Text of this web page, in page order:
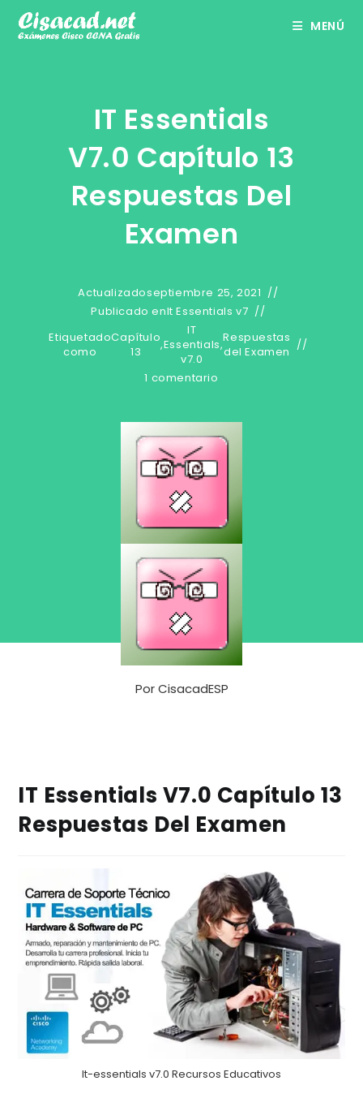
MENÚ
IT Essentials
V7.0 Capítulo 13
Respuestas Del
Examen
Actualizadoseptiembre 25, 2021
Publicado enIt Essentials v7
Etiquetado
como
Capítulo
13
,
IT
Essentials
v7.0
,Respuestas
del Examen
1 comentario
PorCisacadESP
IT Essentials V7.0 Capítulo 13
Respuestas Del Examen
It-essentials v7.0 Recursos Educativos